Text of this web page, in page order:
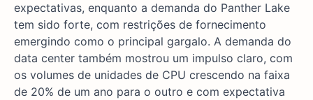
expectativas, enquanto a demanda do Panther Lake
tem sido forte, com restrições de fornecimento
emergindo como o principal gargalo. A demanda do
data center também mostrou um impulso claro, com
os volumes de unidades de CPU crescendo na faixa
de 20% de um ano para o outro e com expectativa